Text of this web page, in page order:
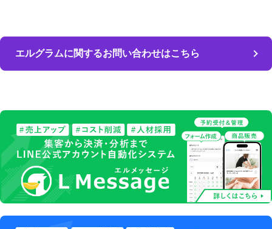
エルグラムに関するお問い合わせはこちら